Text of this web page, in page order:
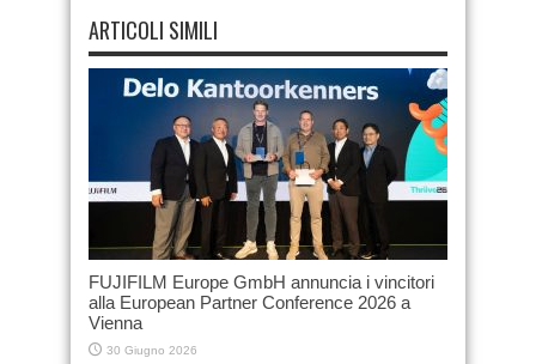
ARTICOLI SIMILI
FUJIFILM Europe GmbH annuncia i vincitori
alla European Partner Conference 2026 a
Vienna
30 Giugno 2026